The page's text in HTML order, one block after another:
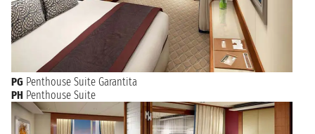
PG Penthouse Suite Garantita
PH Penthouse Suite